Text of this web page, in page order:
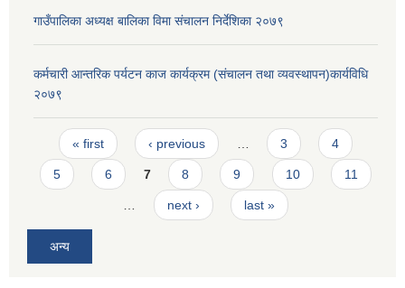
गाउँपालिका अध्यक्ष बालिका विमा संचालन निर्देशिका २०७९
कर्मचारी आन्तरिक पर्यटन काज कार्यक्रम (संचालन तथा व्यवस्थापन)कार्यविधि
२०७९
Pages
« first ‹ previous 3 4
5 6 7 8 9 10 11
next › last »
अन्य